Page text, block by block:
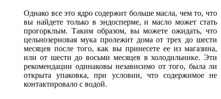
Однако все это ядро содержит больше масла, чем то, что
вы найдете только в эндосперме, и масло может стать
прогорклым. Таким образом, вы можете ожидать, что
цельнозерновая мука пролежит дома от трех до шести
месяцев после того, как вы принесете ее из магазина,
или от шести до восьми месяцев в холодильнике. Эти
рекомендации одинаковы независимо от того, была ли
открыта упаковка, при условии, что содержимое не
контактировало с водой.